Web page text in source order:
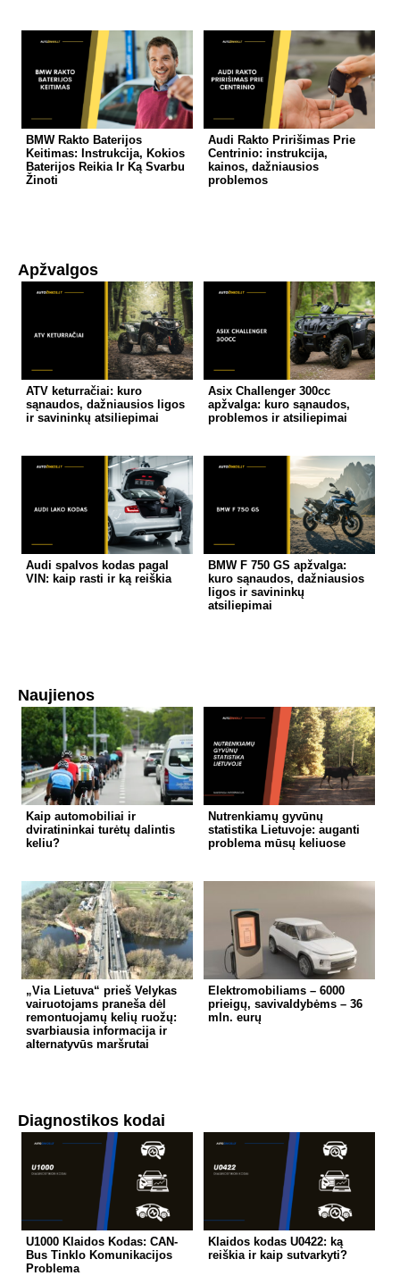
BMW Rakto Baterijos
Keitimas: Instrukcija, Kokios
Baterijos Reikia Ir Ką Svarbu
Žinoti
Audi Rakto Pririšimas Prie
Centrinio: instrukcija,
kainos, dažniausios
problemos
Apžvalgos
ATV keturračiai: kuro
sąnaudos, dažniausios ligos
ir savininkų atsiliepimai
Asix Challenger 300cc
apžvalga: kuro sąnaudos,
problemos ir atsiliepimai
Audi spalvos kodas pagal
VIN: kaip rasti ir ką reiškia
BMW F 750 GS apžvalga:
kuro sąnaudos, dažniausios
ligos ir savininkų
atsiliepimai
Naujienos
Kaip automobiliai ir
dviratininkai turėtų dalintis
keliu?
Nutrenkiamų gyvūnų
statistika Lietuvoje: auganti
problema mūsų keliuose
„Via Lietuva“ prieš Velykas
vairuotojams praneša dėl
remontuojamų kelių ruožų:
svarbiausia informacija ir
alternatyvūs maršrutai
Elektromobiliams – 6000
prieigų, savivaldybėms – 36
mln. eurų
Diagnostikos kodai
U1000 Klaidos Kodas: CAN-
Bus Tinklo Komunikacijos
Problema
Klaidos kodas U0422: ką
reiškia ir kaip sutvarkyti?